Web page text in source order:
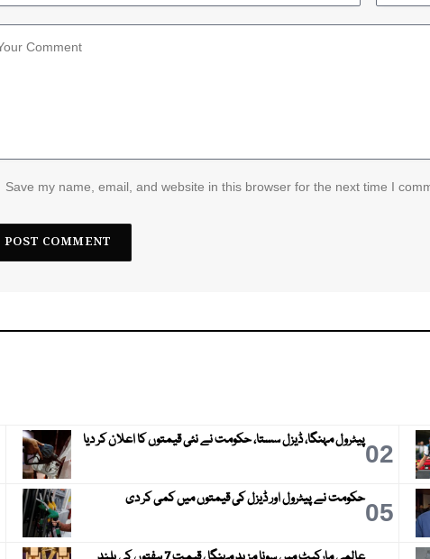
Save my name, email, and website in this browser for the next time I
02پیٹرول مہنگا، ڈیزل سستا، حکومت نے نئی قیمتوں کا اعلان کر دیا
05حکومت نے پیٹرول اور ڈیزل کی قیمتوں میں کمی کر دی